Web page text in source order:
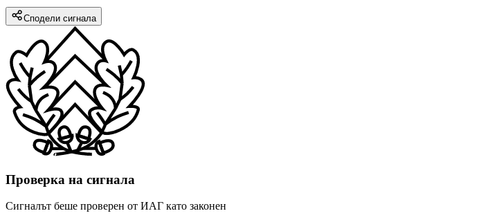
Сподели сигнала
Проверка на сигнала
Сигналът беше проверен от ИАГ като законен